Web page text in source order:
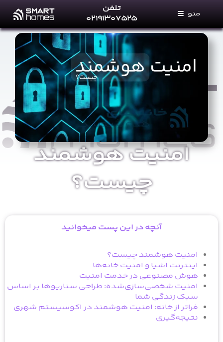
content
تلفن
۰۲۱۹۱۳۰۷۵۲۵
منو
خانه های هوشمند
خدمات ما
مجله خانه‌های هوشمند
پرتال نمایندگان
تماس با ما
درباره ماامنیت هوشمند
چیست؟
آنچه در این پست میخوانید
امنیت هوشمند چیست؟
اینترنت اشیا و امنیت خانه‌ها
هوش مصنوعی در خدمت امنیت
امنیت شخصی‌سازی‌شده: طراحی سناریوها بر اساس
سبک زندگی شما
فراتر از خانه: امنیت هوشمند در اکوسیستم شهری
نتیجه‌گیری